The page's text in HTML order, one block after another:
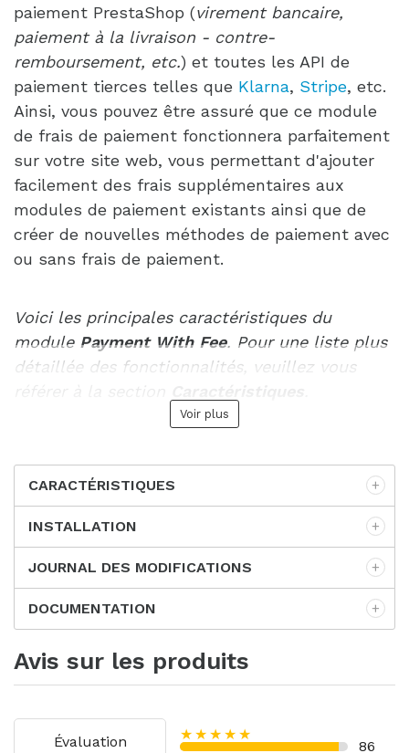
paiement PrestaShop (virement bancaire,
paiement à la livraison - contre-
remboursement, etc.) et toutes les API de
paiement tierces telles que Klarna, Stripe, etc.
Ainsi, vous pouvez être assuré que ce module
de frais de paiement fonctionnera parfaitement
sur votre site web, vous permettant d'ajouter
facilement des frais supplémentaires aux
modules de paiement existants ainsi que de
créer de nouvelles méthodes de paiement avec
ou sans frais de paiement.
Voici les principales caractéristiques du
module Payment With Fee. Pour une liste plus
détaillée des fonctionnalités, veuillez vous
Voir plus
CARACTÉRISTIQUES
INSTALLATION
JOURNAL DES MODIFICATIONS
DOCUMENTATION
Avis sur les produits
Évaluation
★★★★★
86